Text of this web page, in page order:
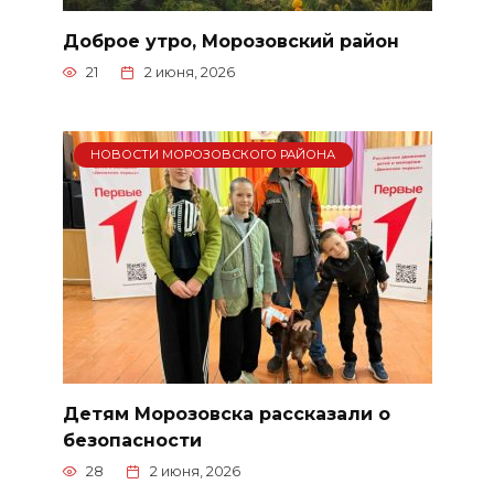
Доброе утро, Морозовский район
21 2 июня, 2026
НОВОСТИ МОРОЗОВСКОГО РАЙОНА
Детям Морозовска рассказали о
безопасности
28 2 июня, 2026